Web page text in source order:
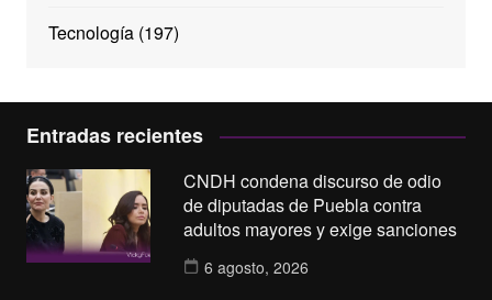
Tecnología(197)
Entradas recientes
CNDH condena discurso de odio
de diputadas de Puebla contra
adultos mayores y exige sanciones
6 agosto, 2026